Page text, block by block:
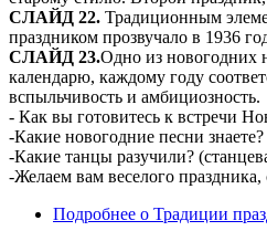
СЛАЙД 22. Традиционным
праздником прозвучало в 1936
СЛАЙД 23.Одно из новогодних
календарю, каждому году
вспыльчивость и амбициозность.
- Как вы готовитесь к встречи
-Какие новогодние песни знаете?
-Какие танцы разучили?
-Желаем вам веселого праздника,
Подробнее о Традиции